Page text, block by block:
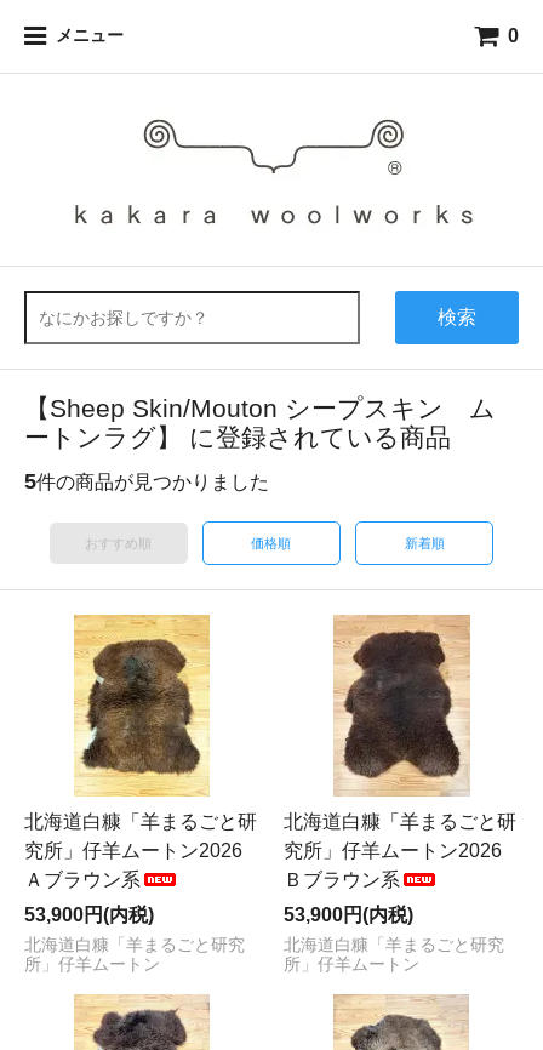
メニュー 0
検索
【Sheep Skin/Mouton シープスキン ム
ートンラグ】 に登録されている商品
5件の商品が見つかりました
おすすめ順 価格順 新着順
北海道白糠「羊まるごと研
究所」仔羊ムートン2026
Ａブラウン系
53,900円(内税)
北海道白糠「羊まるごと研究
所」仔羊ムートン
北海道白糠「羊まるごと研
究所」仔羊ムートン2026
Ｂブラウン系
53,900円(内税)
北海道白糠「羊まるごと研究
所」仔羊ムートン